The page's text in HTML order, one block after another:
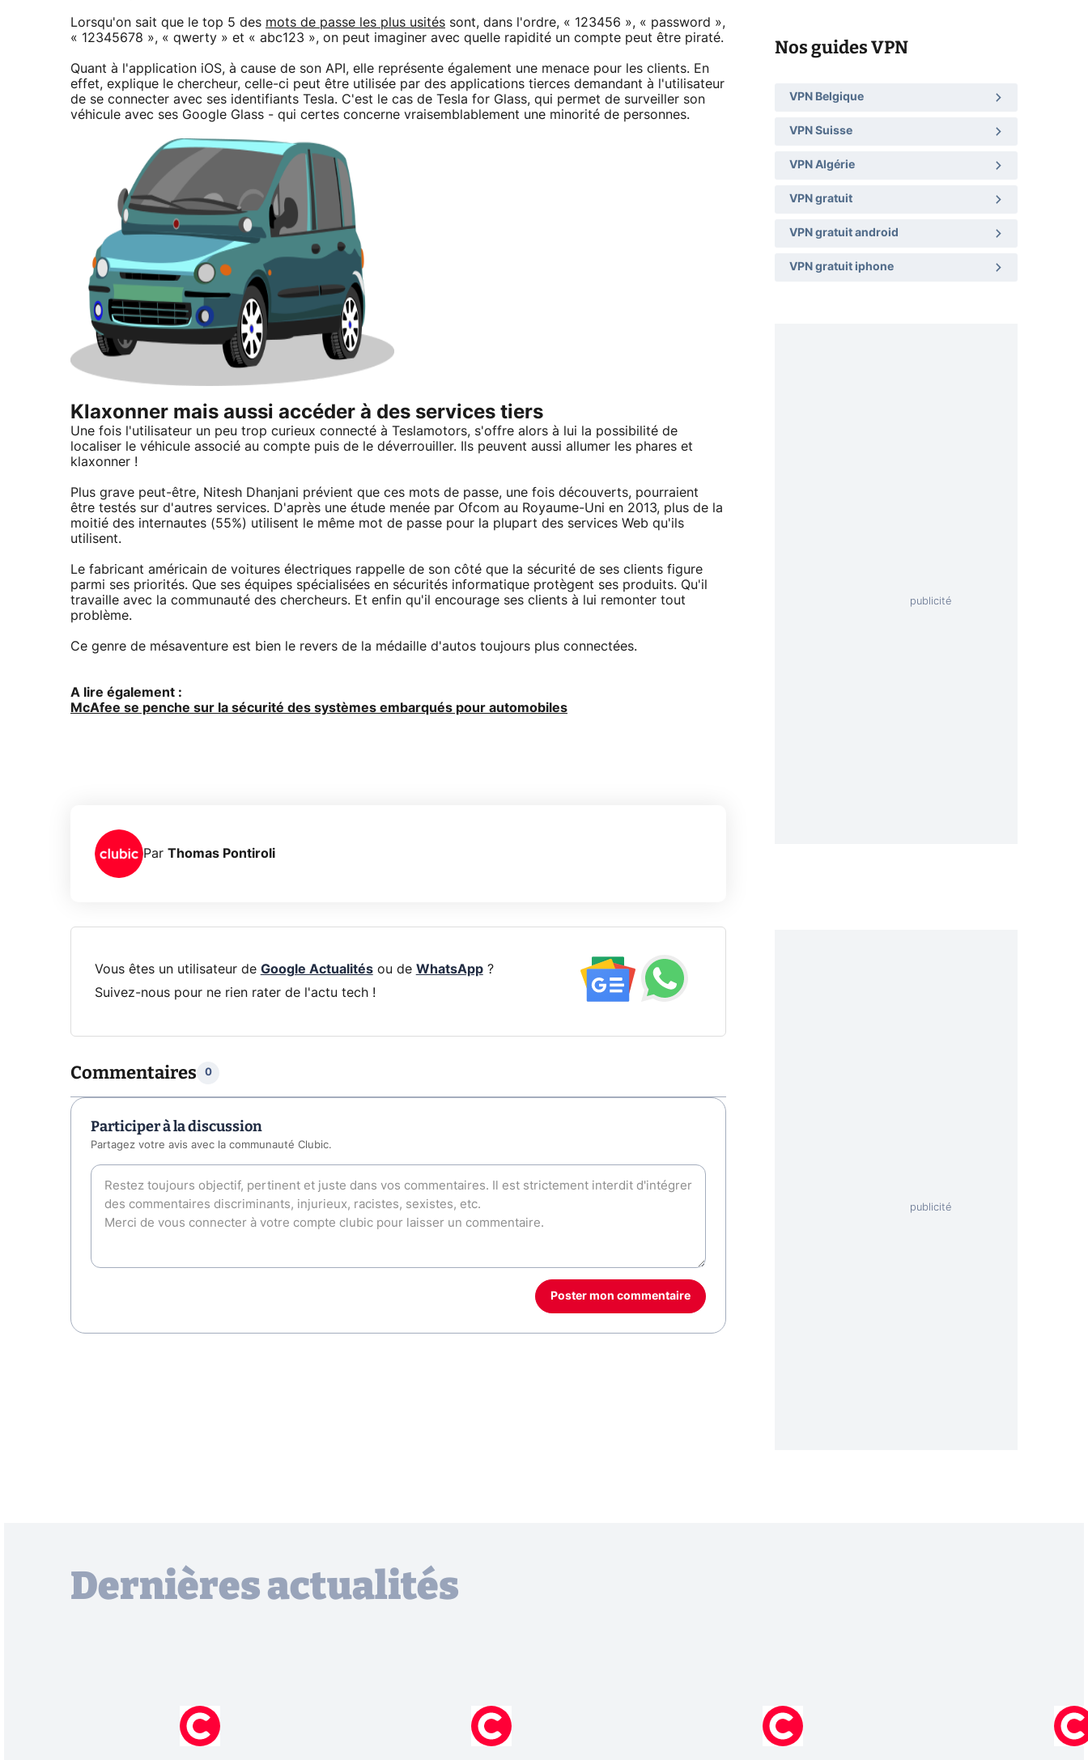
Lorsqu'on sait que le top 5 des mots de passe les plus usités sont, dans l'ordre, « 123456 », « password »,
« 12345678 », « qwerty » et « abc123 », on peut imaginer avec quelle rapidité un compte peut être piraté.
Quant à l'application iOS, à cause de son API, elle représente également une menace pour les clients. En
effet, explique le chercheur, celle-ci peut être utilisée par des applications tierces demandant à l'utilisateur
de se connecter avec ses identifiants Tesla. C'est le cas de Tesla for Glass, qui permet de surveiller son
véhicule avec ses Google Glass - qui certes concerne vraisemblablement une minorité de personnes.
Klaxonner mais aussi accéder à des services tiers
Une fois l'utilisateur un peu trop curieux connecté à Teslamotors, s'offre alors à lui la possibilité de
localiser le véhicule associé au compte puis de le déverrouiller. Ils peuvent aussi allumer les phares et
klaxonner !
Plus grave peut-être, Nitesh Dhanjani prévient que ces mots de passe, une fois découverts, pourraient
être testés sur d'autres services. D'après une étude menée par Ofcom au Royaume-Uni en 2013, plus de la
moitié des internautes (55%) utilisent le même mot de passe pour la plupart des services Web qu'ils
utilisent.
Le fabricant américain de voitures électriques rappelle de son côté que la sécurité de ses clients figure
parmi ses priorités. Que ses équipes spécialisées en sécurités informatique protègent ses produits. Qu'il
travaille avec la communauté des chercheurs. Et enfin qu'il encourage ses clients à lui remonter tout
problème.
Ce genre de mésaventure est bien le revers de la médaille d'autos toujours plus connectées.
A lire également :
McAfee se penche sur la sécurité des systèmes embarqués pour automobiles
Par Thomas Pontiroli
Vous êtes un utilisateur de Google Actualitésou de WhatsApp?
Suivez-nous pour ne rien rater de l'actu tech !
Commentaires 0
Participer à la discussion
Partagez votre avis avec la communauté Clubic.
Poster mon commentaire
Nos guides VPN
VPN Belgique
VPN Suisse
VPN Algérie
VPN gratuit
VPN gratuit android
VPN gratuit iphone
Dernières actualités